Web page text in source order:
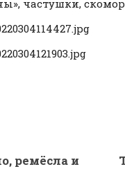
частушки,
ремёсла и